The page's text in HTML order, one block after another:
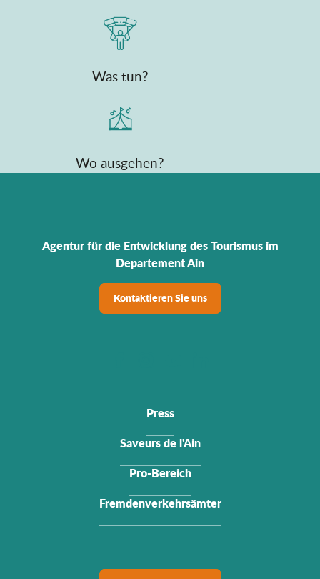
Was tun?
Wo ausgehen?
Agentur für die Entwicklung des Tourismus im
Departement Ain
Kontaktieren Sie uns
Press
Saveurs de l'Ain
Pro-Bereich
Fremdenverkehrsämter